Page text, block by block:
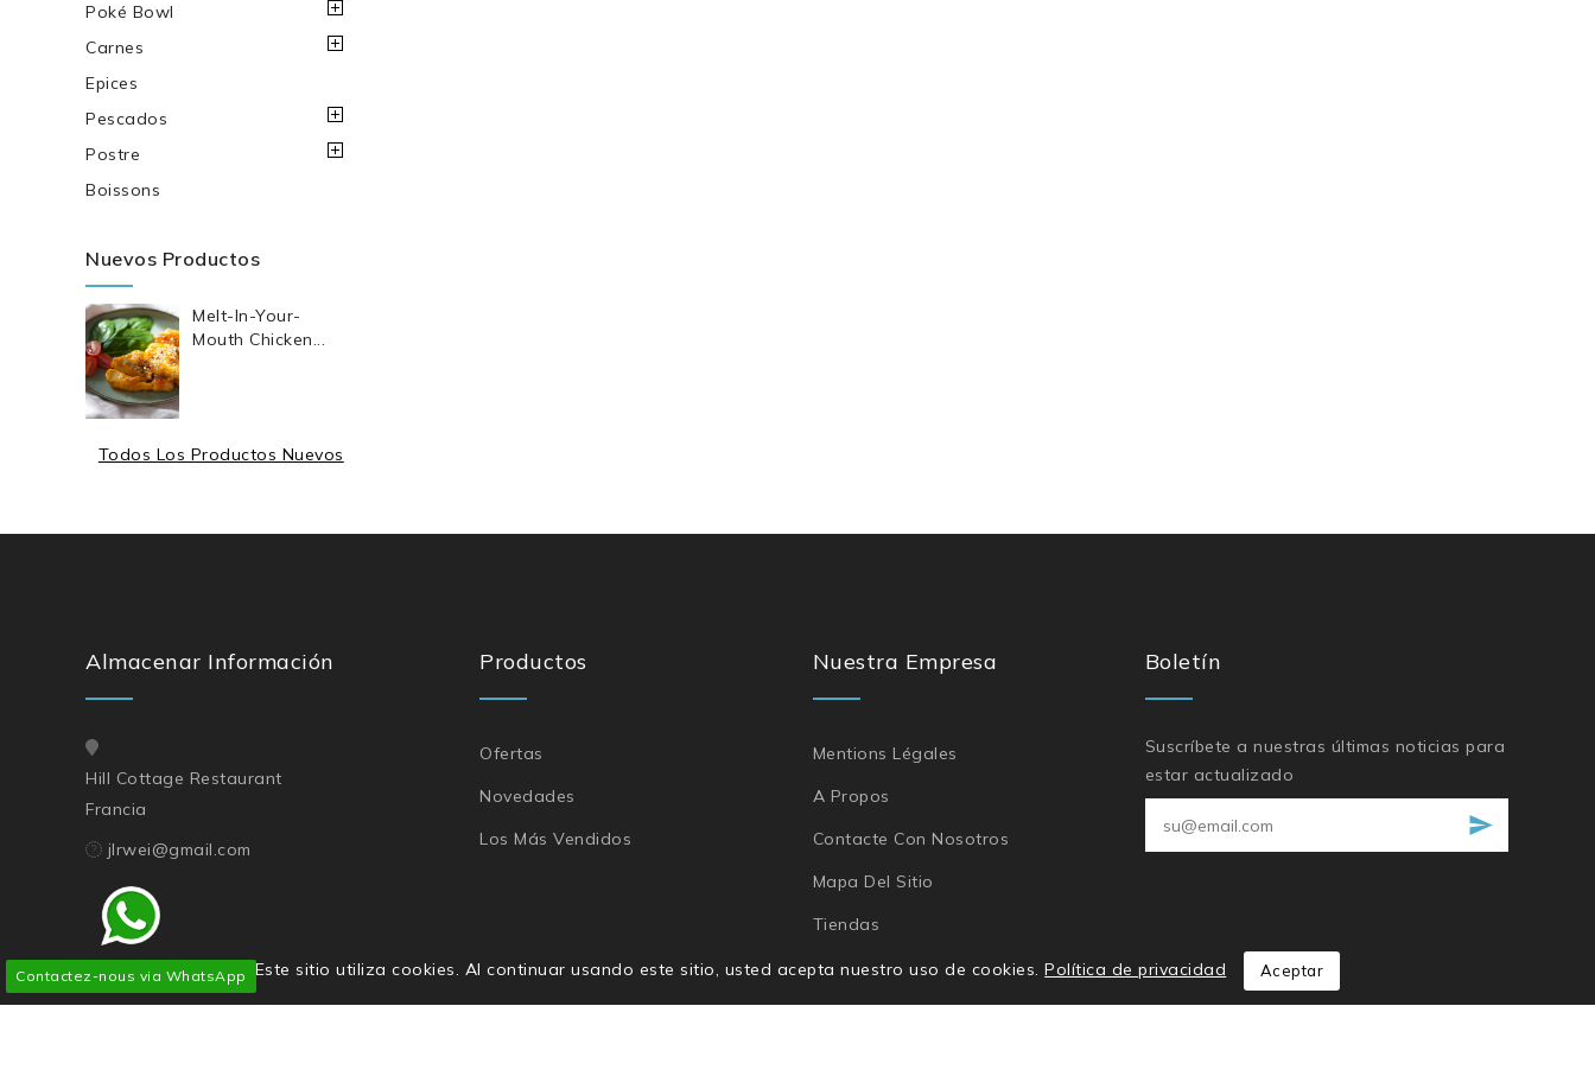
Poké Bowl
Carnes
Epices
Pescados
Postre
Boissons
Nuevos Productos
Melt-In-Your-
Mouth Chicken...
Todos Los Productos Nuevos
Almacenar Información
Hill Cottage Restaurant
Francia
jlrwei@gmail.com
Productos
Ofertas
Novedades
Los Más Vendidos
Nuestra Empresa
Mentions Légales
A Propos
Contacte Con Nosotros
Mapa Del Sitio
Tiendas
Boletín
Suscríbete a nuestras últimas noticias para
estar actualizado
Este sitio utiliza cookies. Al continuar usando este sitio, usted acepta nuestro uso de cookies. Política de privacidad Aceptar
Contactez-nous via WhatsApp